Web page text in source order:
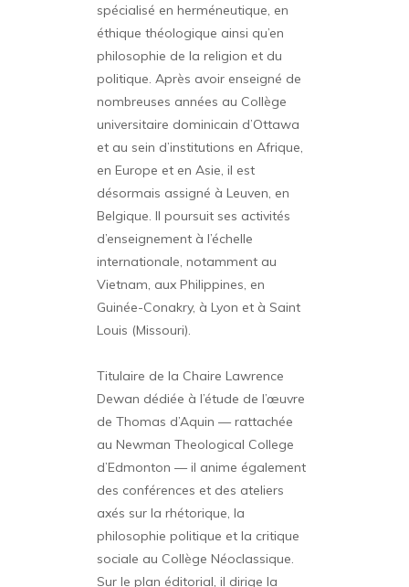
spécialisé en herméneutique, en
éthique théologique ainsi qu’en
philosophie de la religion et du
politique. Après avoir enseigné de
nombreuses années au Collège
universitaire dominicain d’Ottawa
et au sein d’institutions en Afrique,
en Europe et en Asie, il est
désormais assigné à Leuven, en
Belgique. Il poursuit ses activités
d’enseignement à l’échelle
internationale, notamment au
Vietnam, aux Philippines, en
Guinée-Conakry, à Lyon et à Saint
Louis (Missouri).
Titulaire de la Chaire Lawrence
Dewan dédiée à l’étude de l’œuvre
de Thomas d’Aquin — rattachée
au Newman Theological College
d’Edmonton — il anime également
des conférences et des ateliers
axés sur la rhétorique, la
philosophie politique et la critique
sociale au Collège Néoclassique.
Sur le plan éditorial, il dirige la